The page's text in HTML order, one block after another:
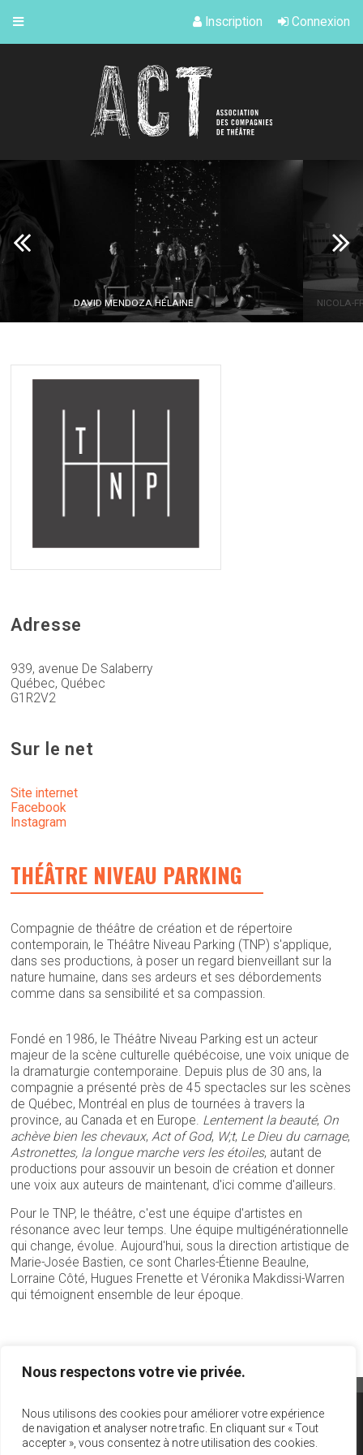
Nous respectons votre vie privée.
Nous utilisons des cookies pour améliorer votre expérience
de navigation et analyser notre trafic. En cliquant sur « Tout
accepter », vous consentez à notre utilisation des cookies.
Inscription Connexion
DAVID MENDOZA HÉLAINE NICOLA-
Adresse
939, avenue De Salaberry
Québec, Québec
G1R2V2
Sur le net
Site internet
Facebook
Instagram
THÉÂTRE NIVEAU PARKING
Compagnie de théâtre de création et de répertoire
contemporain, le Théâtre Niveau Parking (TNP) s'applique,
dans ses productions, à poser un regard bienveillant sur la
nature humaine, dans ses ardeurs et ses débordements
comme dans sa sensibilité et sa compassion.
Fondé en 1986, le Théâtre Niveau Parking est un acteur
majeur de la scène culturelle québécoise, une voix unique de
la dramaturgie contemporaine. Depuis plus de 30 ans, la
compagnie a présenté près de 45 spectacles sur les scènes
de Québec, Montréal en plus de tournées à travers la
province, au Canada et en Europe. Lentement la beauté, On
achève bien les chevaux, Act of God, W;t, Le Dieu du carnage,
Astronettes, la longue marche vers les étoiles, autant de
productions pour assouvir un besoin de création et donner
une voix aux auteurs de maintenant, d'ici comme d'ailleurs.
Pour le TNP, le théâtre, c'est une équipe d'artistes en
résonance avec leur temps. Une équipe multigénérationnelle
qui change, évolue. Aujourd'hui, sous la direction artistique de
Marie-Josée Bastien, ce sont Charles-Étienne Beaulne,
Lorraine Côté, Hugues Frenette et Véronika Makdissi-Warren
qui témoignent ensemble de leur époque.
info@act-theatre.ca |1 866 348-8960
1908 rue Panet, #301, Montréal, Québec, H2L 3A2